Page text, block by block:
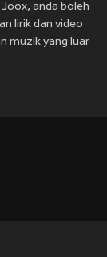
anda boleh
lirik dan video
muzik yang luar